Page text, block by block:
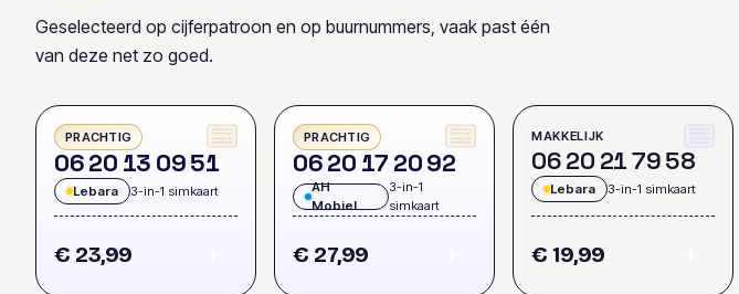
Geselecteerd op cijferpatroon en op buurnummers, vaak past één
van deze net zo goed.
PRACHTIG
0620 13 0951
Lebara 3-in-1 simkaart
€ 23,99
PRACHTIG
0620 17 2092
AH
Mobiel
3-in-1
simkaart
€ 27,99
MAKKELIJK
0620 217958
Lebara 3-in-1 simkaart
€ 19,99